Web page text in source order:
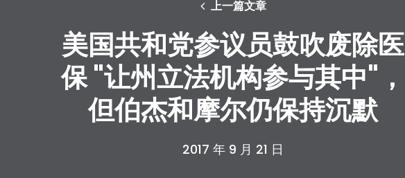
上一篇文章
美国共和党参议员鼓吹废除医
保 "让州立法机构参与其中"，
但伯杰和摩尔仍保持沉默
2017 年 9 月 21 日